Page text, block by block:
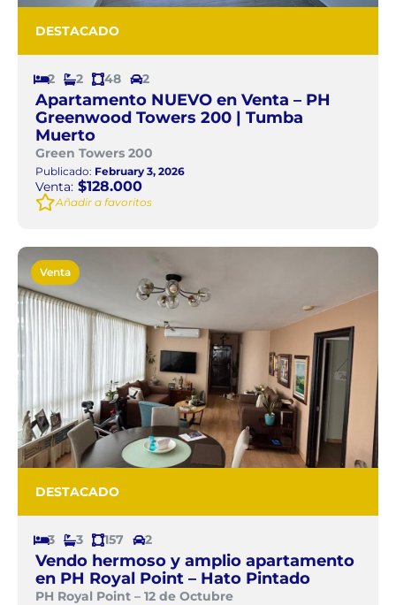
DESTACADO
2 2 48 2
Apartamento NUEVO en Venta – PH
Greenwood Towers 200 | Tumba
Muerto
Green Towers 200
Publicado: February 3, 2026
Venta: $128.000
Añadir a favoritos
Venta
DESTACADO
3 3 157 2
Vendo hermoso y amplio apartamento
en PH Royal Point – Hato Pintado
PH Royal Point – 12 de Octubre